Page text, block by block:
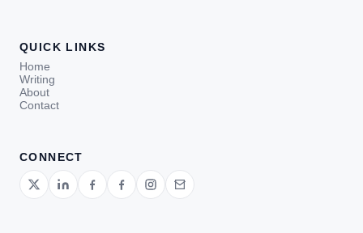
QUICK LINKS
Home
Writing
About
Contact
CONNECT